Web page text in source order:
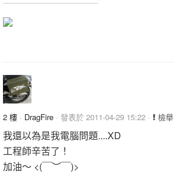
2 樓 · DragFire · 發表於 2011-04-29 15:22 · 檢舉
我還以為是我電腦問題....XD
工程師辛苦了！
加油～ <(￣︶￣)>